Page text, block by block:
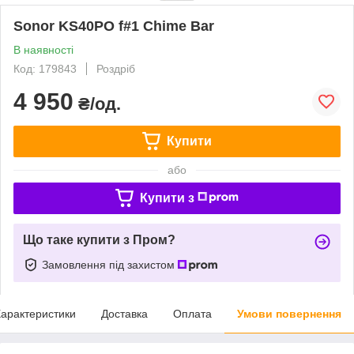
Sonor KS40PO f#1 Chime Bar
В наявності
Код: 179843
Роздріб
4 950 ₴/од.
Купити
або
Купити з
Що таке купити з Пром?
Замовлення під захистом
Доставка Оплата Умови повернення